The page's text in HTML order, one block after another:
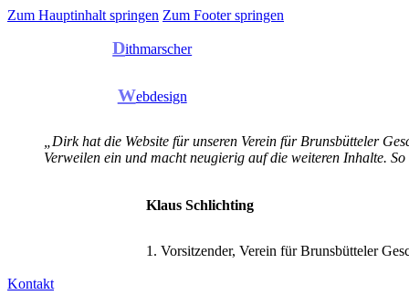
Zum Hauptinhalt springen Zum Footer springen
Dithmarscher
Webdesign
„Dirk hat die Website für unseren Verein für Brunsbütteler
Verweilen ein und macht neugierig auf die weiteren Inhalte.
Klaus Schlichting
1. Vorsitzender, Verein für Brunsbütteler
Kontakt